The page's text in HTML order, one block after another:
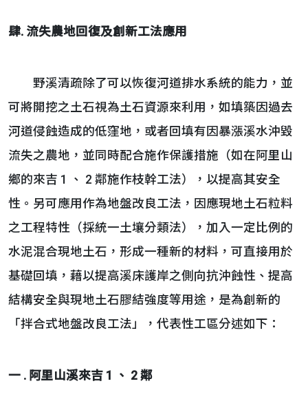
肆. 流失農地回復及創新工法應用
野溪清疏除了可以恢復河道排水系統的能力，並
可將開挖之土石視為土石資源來利用，如填築因過去
河道侵蝕造成的低窪地，或者回填有因暴漲溪水沖毀
流失之農地，並同時配合施作保護措施（如在阿里山
鄉的來吉 1 、 2 鄰施作枝幹工法），以提高其安全
性。另可應用作為地盤改良工法，因應現地土石粒料
之工程特性（採統一土壤分類法），加入一定比例的
水泥混合現地土石，形成一種新的材料，可直接用於
基礎回填，藉以提高溪床護岸之側向抗沖蝕性、提高
結構安全與現地土石膠結強度等用途，是為創新的
「拌合式地盤改良工法」，代表性工區分述如下：
一 . 阿里山溪來吉 1 、 2 鄰